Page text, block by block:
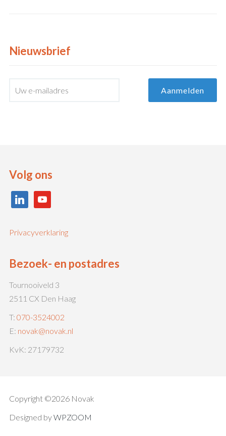
Nieuwsbrief
Volg ons
linkedin youtube
Privacyverklaring
Bezoek- en postadres
Tournooiveld 3
2511 CX Den Haag
T: 070-3524002
E: novak@novak.nl
KvK: 27179732
Copyright ©2026 Novak
Designed byWPZOOM